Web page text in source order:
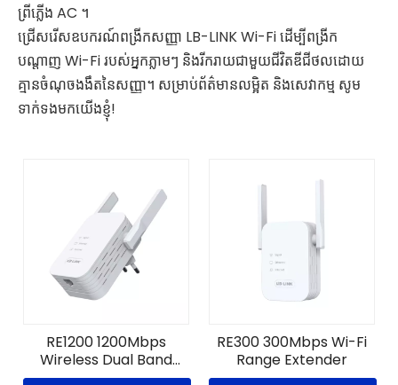
ព្រីភ្លើង AC ។
ជ្រើសរើសឧបករណ៍ពង្រីកសញ្ញា LB-LINK Wi-Fi ដើម្បីពង្រីក
បណ្តាញ Wi-Fi របស់អ្នកភ្លាមៗ និងរីករាយជាមួយជីវិតឌីជីថលដោយ
គ្មានចំណុចងងឹតនៃសញ្ញា។ សម្រាប់ព័ត៌មានលម្អិត និងសេវាកម្ម សូម
ទាក់ទងមកយើងខ្ញុំ!
RE1200 1200Mbps
Wireless Dual Band
Range Extender
RE300 300Mbps Wi-Fi
Range Extender